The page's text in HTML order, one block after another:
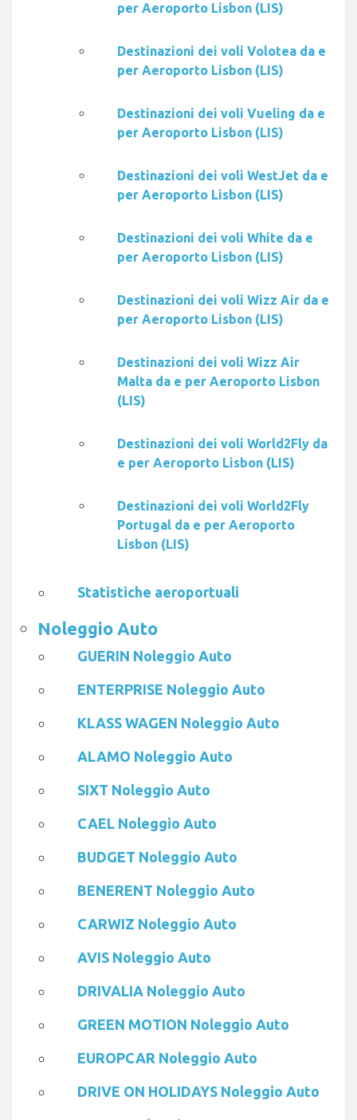
per Aeroporto Lisbon (LIS)
Destinazioni dei voli Volotea da e
per Aeroporto Lisbon (LIS)
Destinazioni dei voli Vueling da e
per Aeroporto Lisbon (LIS)
Destinazioni dei voli WestJet da e
per Aeroporto Lisbon (LIS)
Destinazioni dei voli White da e
per Aeroporto Lisbon (LIS)
Destinazioni dei voli Wizz Air da e
per Aeroporto Lisbon (LIS)
Destinazioni dei voli Wizz Air
Malta da e per Aeroporto Lisbon
(LIS)
Destinazioni dei voli World2Fly da
e per Aeroporto Lisbon (LIS)
Destinazioni dei voli World2Fly
Portugal da e per Aeroporto
Lisbon (LIS)
Statistiche aeroportuali
Noleggio Auto
GUERIN Noleggio Auto
ENTERPRISE Noleggio Auto
KLASS WAGEN Noleggio Auto
ALAMO Noleggio Auto
SIXT Noleggio Auto
CAEL Noleggio Auto
BUDGET Noleggio Auto
BENERENT Noleggio Auto
CARWIZ Noleggio Auto
AVIS Noleggio Auto
DRIVALIA Noleggio Auto
GREEN MOTION Noleggio Auto
EUROPCAR Noleggio Auto
DRIVE ON HOLIDAYS Noleggio Auto